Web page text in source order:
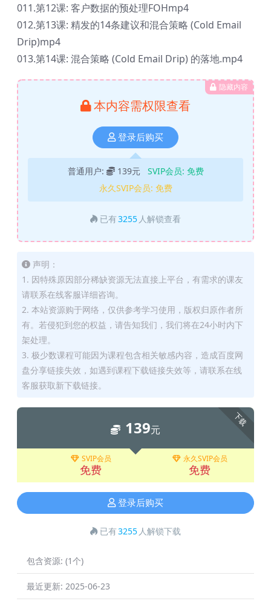
011.第12课: 客户数据的预处理FOHmp4
012.第13课: 精发的14条建议和混合策略 (Cold Email
Drip)mp4
013.第14课: 混合策略 (Cold Email Drip) 的落地.mp4
隐藏内容
本内容需权限查看
登录后购买
普通用户: 139元 SVIP会员: 免费
永久SVIP会员: 免费
已有3255 人解锁查看
声明：
1. 因特殊原因部分稀缺资源无法直接上平台，有需求的课友
请联系在线客服详细咨询。
2. 本站资源购于网络，仅供参考学习使用，版权归原作者所
有。若侵犯到您的权益，请告知我们，我们将在24小时内下
架处理。
3. 极少数课程可能因为课程包含相关敏感内容，造成百度网
盘分享链接失效，如遇到课程下载链接失效等，请联系在线
客服获取新下载链接。
下载
139元
SVIP会员
免费
永久SVIP会员
免费
登录后购买
已有3255 人解锁下载
包含资源: (1个)
最近更新: 2025-06-23